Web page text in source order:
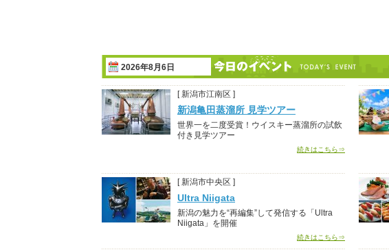
2026年8月6日
[ 新潟市江南区 ]
新潟亀田蒸溜所 見学ツアー
世界一を二度受賞！ウイスキー蒸溜所の試飲
付き見学ツアー
続きはこちら⇒
[ 新潟市中央区 ]
Ultra Niigata
新潟の魅力を“再編集”して発信する「Ultra
Niigata」を開催
続きはこちら⇒